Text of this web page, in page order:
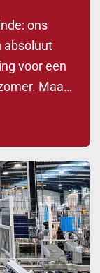
ons
absoluut
voor een
Maa…